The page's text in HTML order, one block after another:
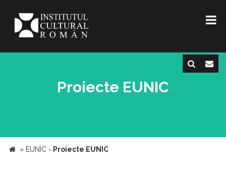
Proiecte EUNIC
» EUNIC › Proiecte EUNIC